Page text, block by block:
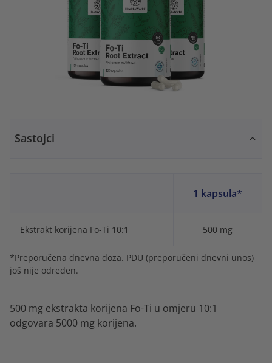
Sastojci
1 kapsula*
Ekstrakt korijena Fo-Ti 10:1 500 mg
*Preporučena dnevna doza. PDU (preporučeni dnevni unos)
još nije određen.
500 mg ekstrakta korijena Fo-Ti u omjeru 10:1
odgovara 5000 mg korijena.